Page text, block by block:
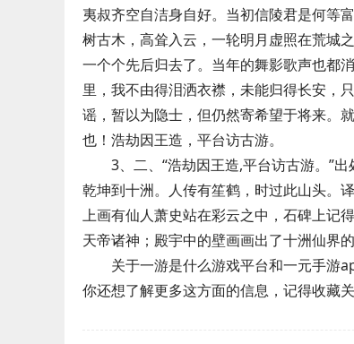
夷叔齐空自洁身自好。当初信陵君是何等
树古木，高耸入云，一轮明月虚照在荒城
一个个先后归去了。当年的舞影歌声也都
里，我不由得泪洒衣襟，未能归得长安，
谣，暂以为隐士，但仍然寄希望于将来。
也！浩劫因王造，平台访古游。
3、二、“浩劫因王造,平台访古游。”
乾坤到十洲。人传有笙鹤，时过此山头。
上画有仙人萧史站在彩云之中，石碑上记
天帝诸神；殿宇中的壁画画出了十洲仙界
关于一游是什么游戏平台和一元手游
你还想了解更多这方面的信息，记得收藏关